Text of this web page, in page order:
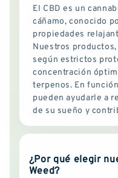
El CBD es un
cáñamo, conocido
propiedades
Nuestros
según estrictos
concentración
terpenos. En
pueden ayudarle a
de su sueño y
¿Por qué elegir
Weed?